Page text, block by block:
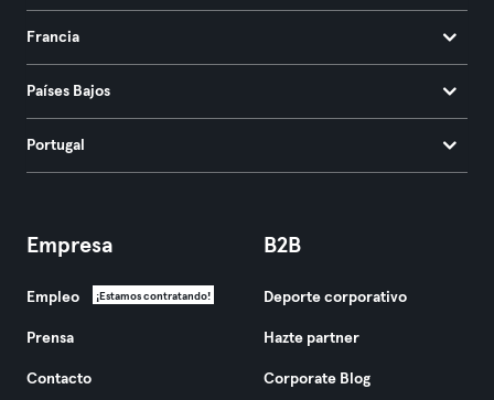
Francia
Países Bajos
Portugal
Empresa
Empleo ¡Estamos contratando!
Prensa
Contacto
B2B
Deporte corporativo
Hazte partner
Corporate Blog